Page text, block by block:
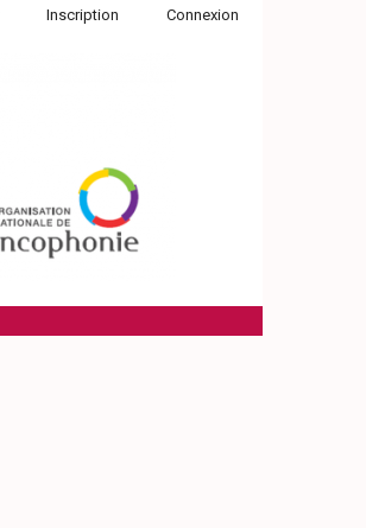
Inscription Connexion